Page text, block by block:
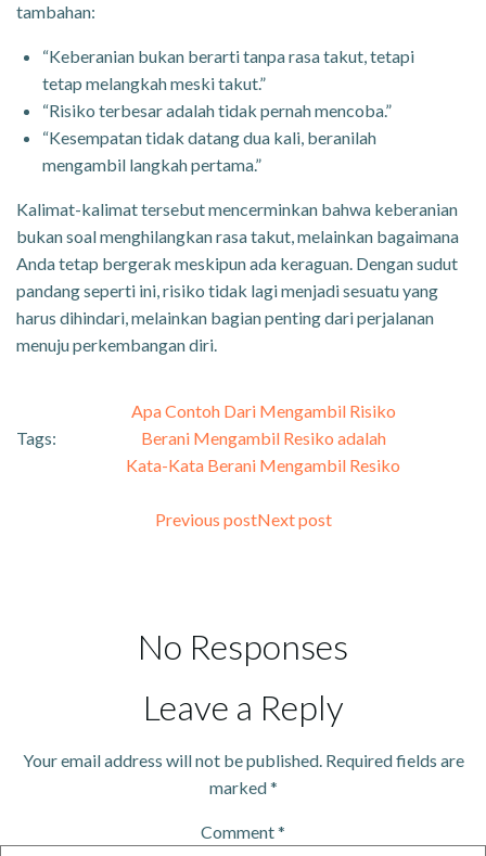
tambahan:
“Keberanian bukan berarti tanpa rasa takut, tetapi
tetap melangkah meski takut.”
“Risiko terbesar adalah tidak pernah mencoba.”
“Kesempatan tidak datang dua kali, beranilah
mengambil langkah pertama.”
Kalimat-kalimat tersebut mencerminkan bahwa keberanian
bukan soal menghilangkan rasa takut, melainkan bagaimana
Anda tetap bergerak meskipun ada keraguan. Dengan sudut
pandang seperti ini, risiko tidak lagi menjadi sesuatu yang
harus dihindari, melainkan bagian penting dari perjalanan
menuju perkembangan diri.
Tags:
Apa Contoh Dari Mengambil Risiko
Berani Mengambil Resiko adalah
Kata-Kata Berani Mengambil Resiko
Previous postNext post
No Responses
Leave a Reply
Your email address will not be published. Required fields are
marked*
Comment*